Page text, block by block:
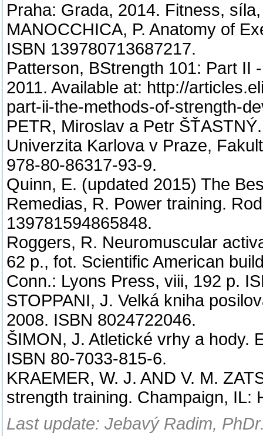
Praha: Grada, 2014. Fitness,
MANOCCHICA, P. Anatomy of
ISBN 139780713687217.
Patterson, BStrength 101: Part II
2011. Available at: http://
part-ii-the-methods-of-strength-
PETR, Miroslav a Petr
Univerzita Karlova v Praze,
978-80-86317-93-9.
Quinn, E. (updated 2015) The
Remedias, R. Power training.
139781594865848.
Roggers, R. Neuromuscular
62 p., fot. Scientific American
Conn.: Lyons Press, viii, 192 p.
STOPPANI, J. Velká kniha
2008. ISBN 8024722046.
ŠIMON, J. Atletické vrhy a hody.
ISBN 80-7033-815-6.
KRAEMER, W. J. AND V. M.
strength training. Champaign, IL:
Last update: Jebavý Radim,